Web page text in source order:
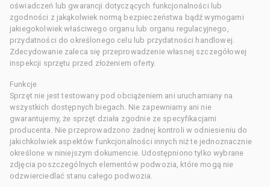
oświadczeń lub gwarancji dotyczących funkcjonalności lub
zgodności z jakąkolwiek normą bezpieczeństwa bądź wymogami
jakiegokolwiek właściwego organu lub organu regulacyjnego,
przydatności do określonego celu lub przydatności handlowej.
Zdecydowanie zaleca się przeprowadzenie własnej szczegółowej
inspekcji sprzętu przed złożeniem oferty.
Funkcje
Sprzęt nie jest testowany pod obciążeniem ani uruchamiany na
wszystkich dostępnych biegach. Nie zapewniamy ani nie
gwarantujemy, że sprzęt działa zgodnie ze specyfikacjami
producenta. Nie przeprowadzono żadnej kontroli w odniesieniu do
jakichkolwiek aspektów funkcjonalności innych niż te jednoznacznie
określone w niniejszym dokumencie. Udostępniono tylko wybrane
zdjęcia poszczególnych elementów podwozia, które mogą nie
odzwierciedlać stanu całego podwozia.